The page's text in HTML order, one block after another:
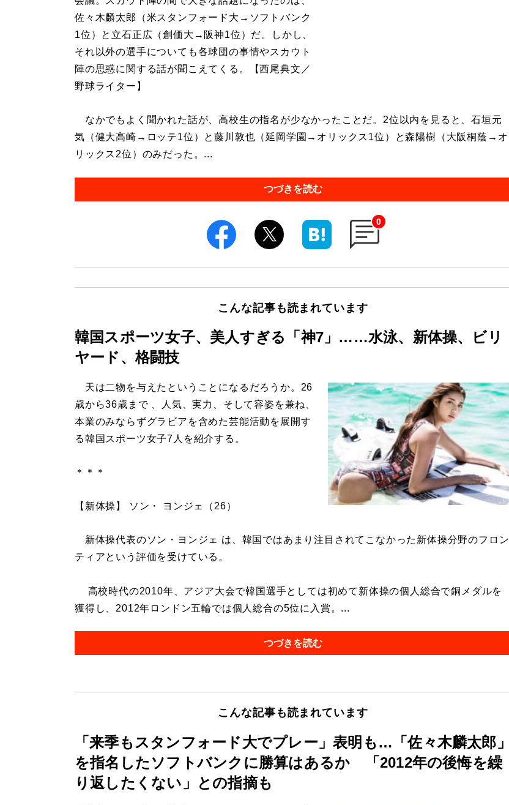
佐々木麟太郎（米スタンフォード大→ソフトバンク
1位）と立石正広（創価大→阪神1位）だ。しかし、
それ以外の選手についても各球団の事情やスカウト
陣の思惑に関する話が聞こえてくる。【西尾典文／
野球ライター】
なかでもよく聞かれた話が、高校生の指名が少なかったことだ。2位以内を見ると、石垣元
気（健大高崎→ロッテ1位）と藤川敦也（延岡学園→オリックス1位）と森陽樹（大阪桐蔭→オ
リックス2位）のみだった。...
つづきを読む
0
こんな記事も読まれています
韓国スポーツ女子、美人すぎる「神7」……水泳、新体操、ビリ
ヤード、格闘技
天は二物を与えたということになるだろうか。26
歳から36歳まで 、人気、実力、そして容姿を兼ね、
本業のみならずグラビアを含めた芸能活動を展開す
る韓国スポーツ女子7人を紹介する。
＊＊＊
【新体操】 ソン・ ヨンジェ（26）
新体操代表のソン・ヨンジェ は、韓国ではあまり注目されてこなかった新体操分野のフロン
ティアという評価を受けている。
高校時代の2010年、アジア大会で韓国選手としては初めて新体操の個人総合で銅メダルを
獲得し、2012年ロンドン五輪では個人総合の5位に入賞。...
つづきを読む
こんな記事も読まれています
「来季もスタンフォード大でプレー」表明も…「佐々木麟太郎」
を指名したソフトバンクに勝算はあるか 「2012年の後悔を繰
り返したくない」との指摘も